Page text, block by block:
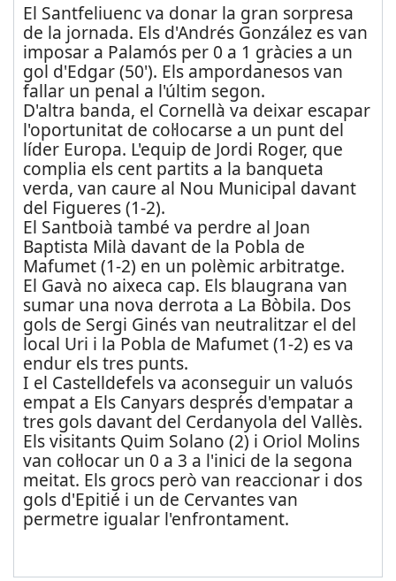
El Santfeliuenc va donar la gran sorpresa
de la jornada. Els d'Andrés González es van
imposar a Palamós per 0 a 1 gràcies a un
gol d'Edgar (50'). Els ampordanesos van
fallar un penal a l'últim segon.
D'altra banda, el Cornellà va deixar escapar
l'oportunitat de col·locarse a un punt del
líder Europa. L'equip de Jordi Roger, que
complia els cent partits a la banqueta
verda, van caure al Nou Municipal davant
del Figueres (1-2).
El Santboià també va perdre al Joan
Baptista Milà davant de la Pobla de
Mafumet (1-2) en un polèmic arbitratge.
El Gavà no aixeca cap. Els blaugrana van
sumar una nova derrota a La Bòbila. Dos
gols de Sergi Ginés van neutralitzar el del
local Uri i la Pobla de Mafumet (1-2) es va
endur els tres punts.
I el Castelldefels va aconseguir un valuós
empat a Els Canyars després d'empatar a
tres gols davant del Cerdanyola del Vallès.
Els visitants Quim Solano (2) i Oriol Molins
van col·locar un 0 a 3 a l'inici de la segona
meitat. Els grocs però van reaccionar i dos
gols d'Epitié i un de Cervantes van
permetre igualar l'enfrontament.